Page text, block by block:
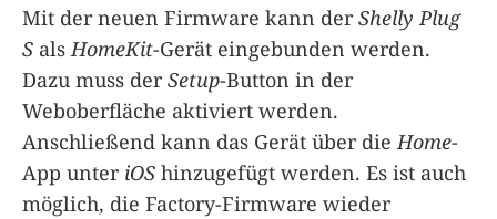
Mit der neuen Firmware kann derShelly Plug
S als HomeKit-Gerät eingebunden werden.
Dazu muss derSetup-Button in der
Weboberfläche aktiviert werden.
Anschließend kann das Gerät über die Home-
App unter iOS hinzugefügt werden. Es ist auch
möglich, die Factory-Firmware wieder